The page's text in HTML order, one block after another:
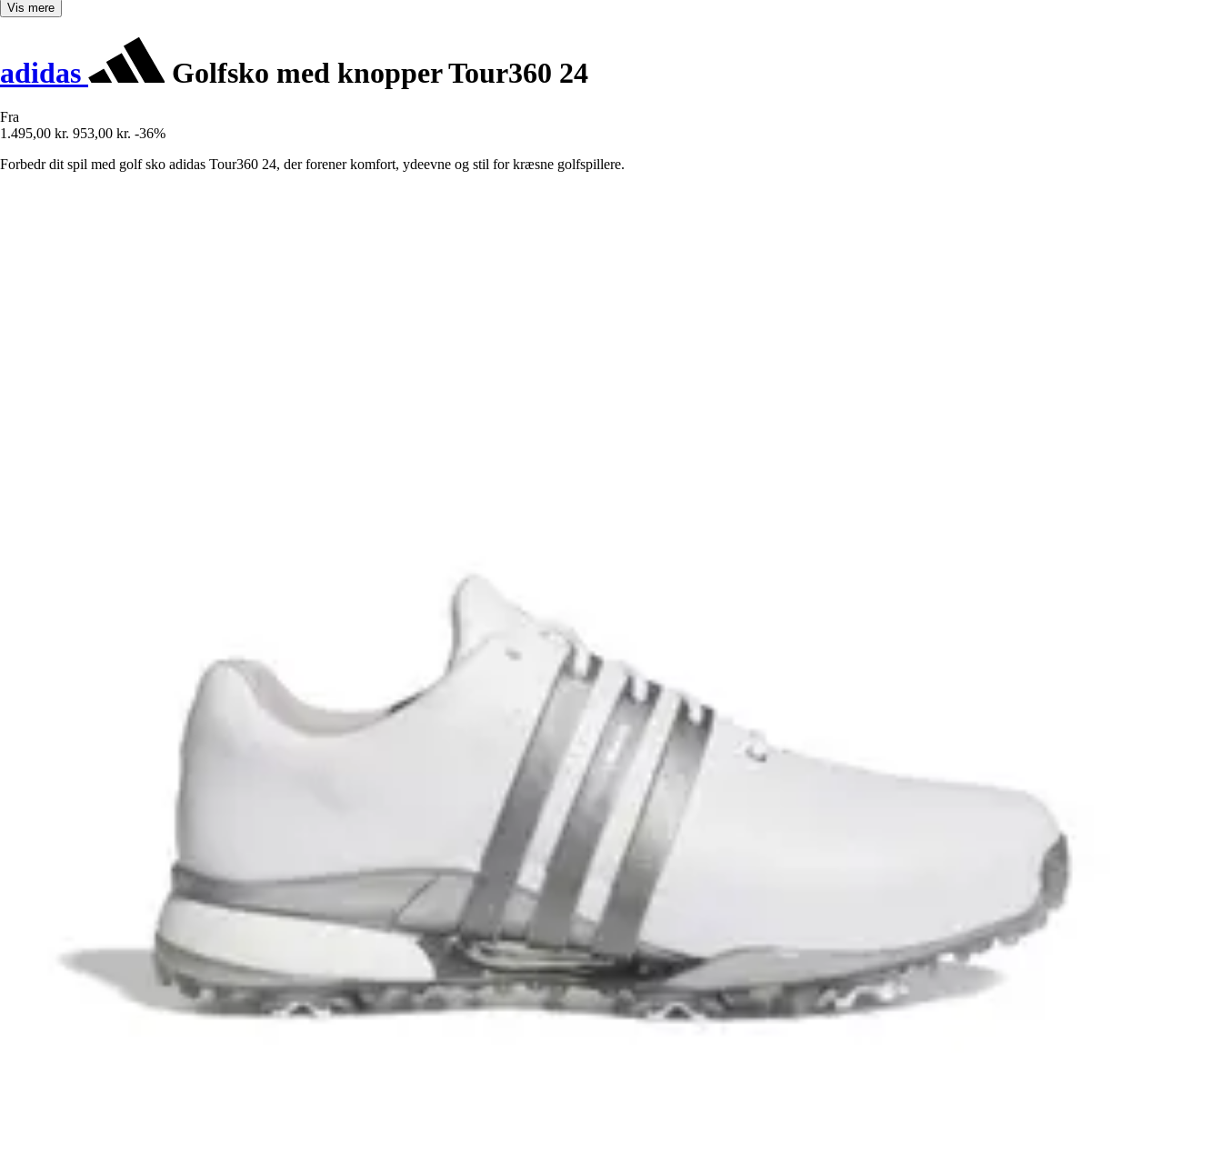
Vis mere
adidas Golfsko med knopper Tour360 24
Fra
1.495,00 kr. 953,00 kr. -36%
Forbedr dit spil med golf sko adidas Tour360 24, der forener komfort, ydeevne og stil for kræsne golfspillere.